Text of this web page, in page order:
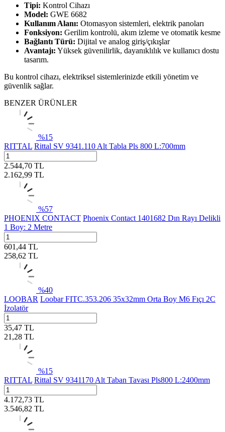
Tipi: Kontrol Cihazı
Model: GWE 6682
Kullanım Alanı: Otomasyon sistemleri, elektrik panoları
Fonksiyon: Gerilim kontrolü, akım izleme ve otomatik kesme
Bağlantı Türü: Dijital ve analog giriş/çıkışlar
Avantajı: Yüksek güvenilirlik, dayanıklılık ve kullanıcı dostu
tasarım.
Bu kontrol cihazı, elektriksel sistemlerinizde etkili yönetim ve
güvenlik sağlar.
BENZER ÜRÜNLER
%15
RITTAL Rittal SV 9341.110 Alt Tabla Pls 800 L:700mm
2.544,70 TL
2.162,99 TL
%57
PHOENIX CONTACT Phoenix Contact 1401682 Dın Rayı Delikli
1 Boy: 2 Metre
601,44 TL
258,62 TL
%40
LOOBAR Loobar FITC.353.206 35x32mm Orta Boy M6 Fıçı 2C
İzolatör
35,47 TL
21,28 TL
%15
RITTAL Rittal SV 9341170 Alt Taban Tavası Pls800 L:2400mm
4.172,73 TL
3.546,82 TL